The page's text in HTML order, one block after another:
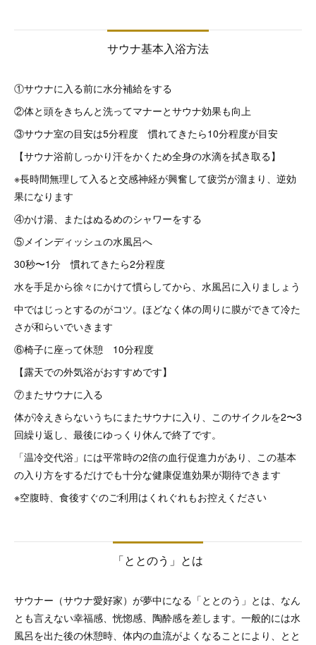
サウナ基本入浴方法
①サウナに入る前に水分補給をする
②体と頭をきちんと洗ってマナーとサウナ効果も向上
③サウナ室の目安は5分程度 慣れてきたら10分程度が目安
【サウナ浴前しっかり汗をかくため全身の水滴を拭き取る】
※長時間無理して入ると交感神経が興奮して疲労が溜まり、逆効
果になります
④かけ湯、またはぬるめのシャワーをする
⑤メインディッシュの水風呂へ
30秒〜1分 慣れてきたら2分程度
水を手足から徐々にかけて慣らしてから、水風呂に入りましょう
中ではじっとするのがコツ。ほどなく体の周りに膜ができて冷た
さが和らいでいきます
⑥椅子に座って休憩 10分程度
【露天での外気浴がおすすめです】
⑦またサウナに入る
体が冷えきらないうちにまたサウナに入り、このサイクルを2〜3
回繰り返し、最後にゆっくり休んで終了です。
「温冷交代浴」には平常時の2倍の血行促進力があり、この基本
の入り方をするだけでも十分な健康促進効果が期待できます
※空腹時、食後すぐのご利用はくれぐれもお控えください
「ととのう」とは
サウナー（サウナ愛好家）が夢中になる「ととのう」とは、なん
とも言えない幸福感、恍惚感、陶酔感を差します。一般的には水
風呂を出た後の休憩時、体内の血流がよくなることにより、とと